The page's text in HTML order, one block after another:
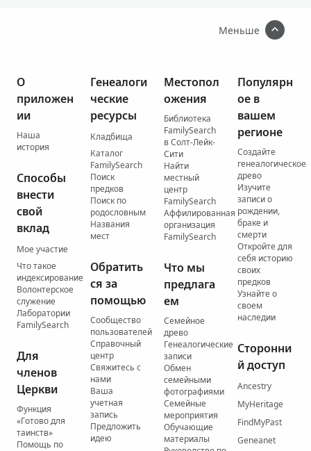
Меньше
О
приложен
ии
Наша
история
Способы
внести
свой
вклад
Мое участие
Что такое
индексирование
Волонтерское
служение
Лаборатории
FamilySearch
Для
членов
Церкви
Функция
«Готово для
таинств»
Помощь по
Генеалоги
ческие
ресурсы
Кладбища
Каталог
FamilySearch
Поиск
предков
Поиск по
родословным
Названия
мест
Обратить
ся за
помощью
Сообщество
пользователей
Справочный
центр
Свяжитесь с
нами
Ваша
учетная
запись
Предложить
идею
Местопол
ожения
Библиотека
FamilySearch
в Солт-Лейк-
Сити
Найти
местный
центр
FamilySearch
Аффилированная
организация
FamilySearch
Что мы
предлага
ем
Семейное
древо
Генеалогические
записи
Обмен
семейными
фотографиями
Семейные
мероприятия
Обучающие
материалы
Популярн
ое в
вашем
регионе
Создайте
генеалогическое
древо
Изучите
записи о
рождении,
браке и
смерти
Откройте для
себя историю
своих
предков
Узнайте о
своем
наследии
Сторонни
й доступ
Ancestry
MyHeritage
FindMyPast
Geneanet